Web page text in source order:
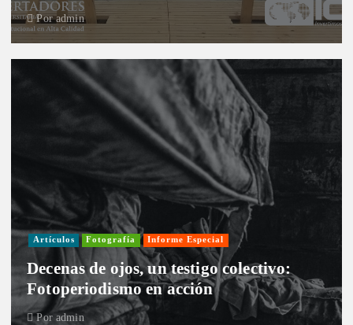
Poradmin
Artículos Fotografía Informe Especial
Decenas de ojos, un testigo colectivo:
Fotoperiodismo en acción
Por admin